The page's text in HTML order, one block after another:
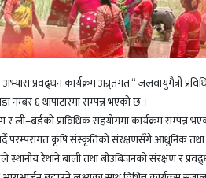
प्रवद्र्धन कार्यक्रम अन्र्तगत “ जलवायुमैत्री
नम्बर ६ थापाटारमा सम्पन्न भएको छ ।
प्राविधिक सहयोगमा कार्यक्रम सम्पन्न
परम्परागत कृषि संस्कृतिको संरक्षणसँगै आधुनिक तथा
स्थानीय रैथाने बाली तथा बीउबिजनको संरक्षण र